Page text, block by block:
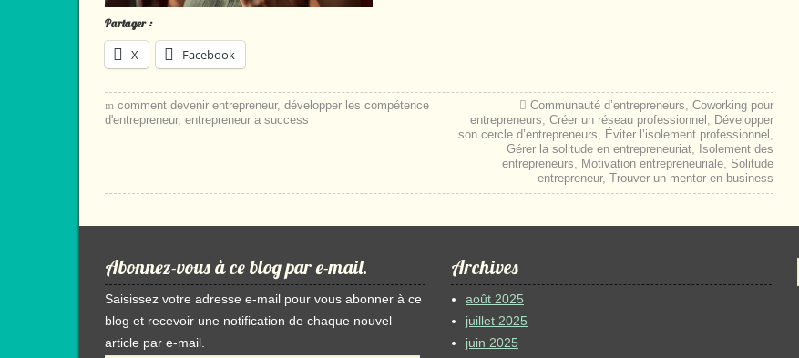
Partager :
X Facebook
comment devenir entrepreneur, développer les compétence
d'entrepreneur, entrepreneur a success
Communauté d’entrepreneurs Coworking pour
entrepreneurs Créer un réseau professionnel
Développer
son cercle d’entrepreneurs
Éviter l’isolement professionnel
Gérer la solitude en entrepreneuriat, Isolement des
entrepreneurs
Motivation entrepreneuriale, Solitude
entrepreneur, Trouver un mentor en business
Abonnez-vous à ce blog par e-mail.
Saisissez votre adresse e-mail pour vous abonner à ce
blog et recevoir une notification de chaque nouvel
article par e-mail.
Archives
août 2025
juillet 2025
juin 2025